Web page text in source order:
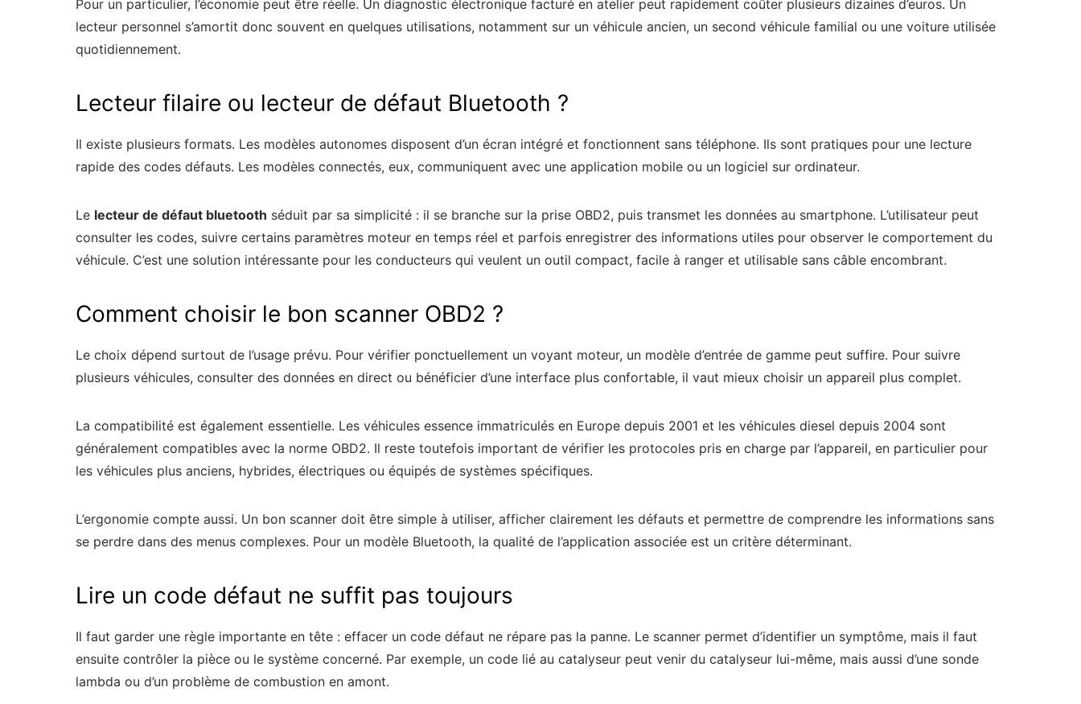
Pour un particulier, l’économie peut être réelle. Un diagnostic électronique facturé en atelier peut rapidement coûter plusieurs dizaines d’euros. Un
lecteur personnel s’amortit donc souvent en quelques utilisations, notamment sur un véhicule ancien, un second véhicule familial ou une voiture utilisée
quotidiennement.
Lecteur filaire ou lecteur de défaut Bluetooth ?
Il existe plusieurs formats. Les modèles autonomes disposent d’un écran intégré et fonctionnent sans téléphone. Ils sont pratiques pour une lecture
rapide des codes défauts. Les modèles connectés, eux, communiquent avec une application mobile ou un logiciel sur ordinateur.
Le lecteur de défaut bluetooth séduit par sa simplicité : il se branche sur la prise OBD2, puis transmet les données au smartphone. L’utilisateur peut
consulter les codes, suivre certains paramètres moteur en temps réel et parfois enregistrer des informations utiles pour observer le comportement du
véhicule. C’est une solution intéressante pour les conducteurs qui veulent un outil compact, facile à ranger et utilisable sans câble encombrant.
Comment choisir le bon scanner OBD2 ?
Le choix dépend surtout de l’usage prévu. Pour vérifier ponctuellement un voyant moteur, un modèle d’entrée de gamme peut suffire. Pour suivre
plusieurs véhicules, consulter des données en direct ou bénéficier d’une interface plus confortable, il vaut mieux choisir un appareil plus complet.
La compatibilité est également essentielle. Les véhicules essence immatriculés en Europe depuis 2001 et les véhicules diesel depuis 2004 sont
généralement compatibles avec la norme OBD2. Il reste toutefois important de vérifier les protocoles pris en charge par l’appareil, en particulier pour
les véhicules plus anciens, hybrides, électriques ou équipés de systèmes spécifiques.
L’ergonomie compte aussi. Un bon scanner doit être simple à utiliser, afficher clairement les défauts et permettre de comprendre les informations sans
se perdre dans des menus complexes. Pour un modèle Bluetooth, la qualité de l’application associée est un critère déterminant.
Lire un code défaut ne suffit pas toujours
Il faut garder une règle importante en tête : effacer un code défaut ne répare pas la panne. Le scanner permet d’identifier un symptôme, mais il faut
ensuite contrôler la pièce ou le système concerné. Par exemple, un code lié au catalyseur peut venir du catalyseur lui-même, mais aussi d’une sonde
lambda ou d’un problème de combustion en amont.